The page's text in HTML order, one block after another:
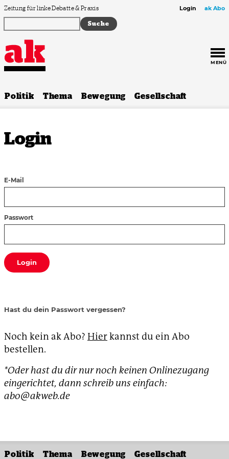
Zum Inhalt springen
Zeitung für linke Debatte & Praxis Login ak Abo
MENÜ
Politik Thema Bewegung Gesellschaft
Login
E-Mail
Passwort
Login
Hast du dein Passwort vergessen?
Noch kein ak Abo? Hierkannst du ein Abo
bestellen.
*Oder hast du dir nur noch keinen Onlinezugang
eingerichtet, dann schreib uns einfach:
abo@akweb.de
Politik Thema Bewegung Gesellschaft